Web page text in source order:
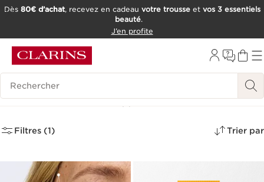
OUTIL D'ACCESSIBILITÉ
Dès 80€ d’achat, recevez en cadeau votre trousseet vos 3 essentiels
beauté.
J’en profite
Historique des recherches
Notre sélection (1)
Filtres (1) Trier par